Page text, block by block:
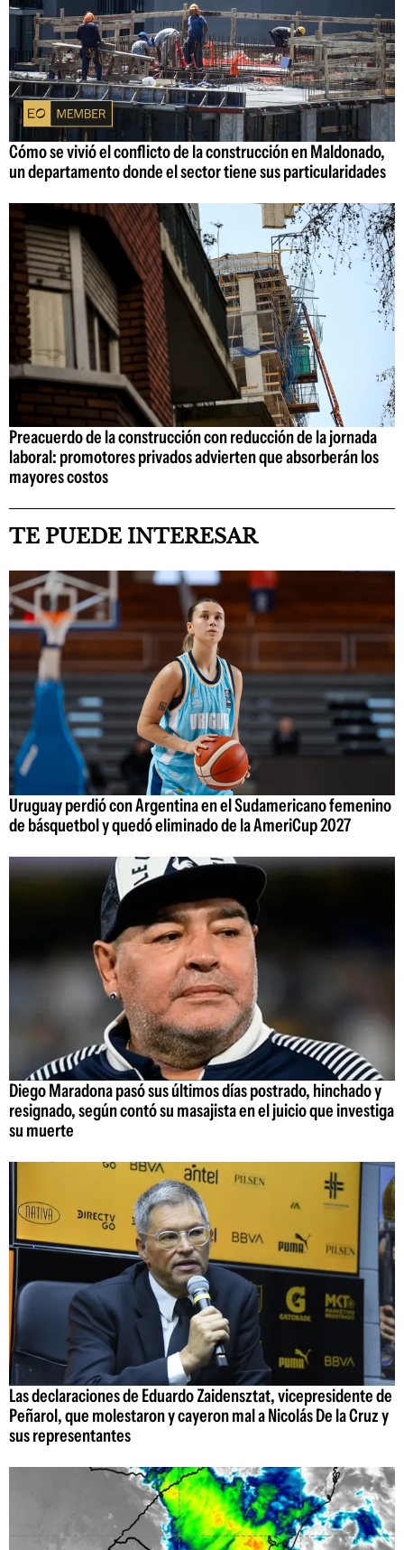
Cómo se vivió el conflicto de la construcción en Maldonado,
un departamento donde el sector tiene sus particularidades
Preacuerdo de la construcción con reducción de la jornada
laboral: promotores privados advierten que absorberán los
mayores costos
TE PUEDE INTERESAR
Uruguay perdió con Argentina en el Sudamericano femenino
de básquetbol y quedó eliminado de la AmeriCup 2027
Diego Maradona pasó sus últimos días postrado, hinchado y
resignado, según contó su masajista en el juicio que investiga
su muerte
Las declaraciones de Eduardo Zaidensztat, vicepresidente de
Peñarol, que molestaron y cayeron mal a Nicolás De la Cruz y
sus representantes